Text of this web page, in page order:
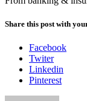
Share this post with
Facebook
Twiter
Linkedin
Pinterest